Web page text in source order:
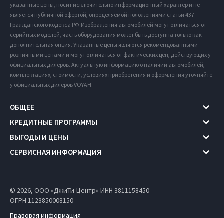
указанные цены, носит исключительно информационный характер и не
является публичной офертой, определяемой положениями статьи 437
Гражданского кодекса РФ. Изображения автомобилей могут отличаться от
серийных моделей, часть оборудования может быть доступна только как
дополнительная опция. Указанные цены являются рекомендованными
розничными ценами и могут отличаться от фактических цен, действующих у
официальных дилеров. Актуальную информацию о наличии автомобилей,
комплектациях, стоимости, условиях приобретения и оформления уточняйте
у официальных дилеров VOYAH.
ОБЩЕЕ
КРЕДИТНЫЕ ПРОГРАММЫ
ВЫГОДЫ И ЦЕНЫ
СЕРВИСНАЯ ИНФОРМАЦИЯ
© 2026, ООО «ДжиТи-Центр» ИНН 3811158450
ОГРН 1123850008150
Правовая информация